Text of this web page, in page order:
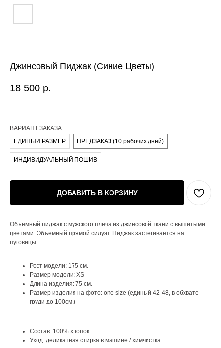
Джинсовый Пиджак (Синие Цветы)
18 500 р.
ВАРИАНТ ЗАКАЗА:
ЕДИНЫЙ РАЗМЕР
ПРЕДЗАКАЗ (10 рабочих дней)
ИНДИВИДУАЛЬНЫЙ ПОШИВ
ДОБАВИТЬ В КОРЗИНУ
Объемный пиджак с мужского плеча из джинсовой ткани с вышитыми
цветами. Объемный прямой силуэт. Пиджак застегивается на
пуговицы.
Рост модели: 175 см.
Размер модели: XS
Длина изделия: 75 см.
Размер изделия на фото: one size (единый 42-48, в обхвате
груди до 100см.)
Состав: 100% хлопок
Уход: деликатная стирка в машине / химчистка